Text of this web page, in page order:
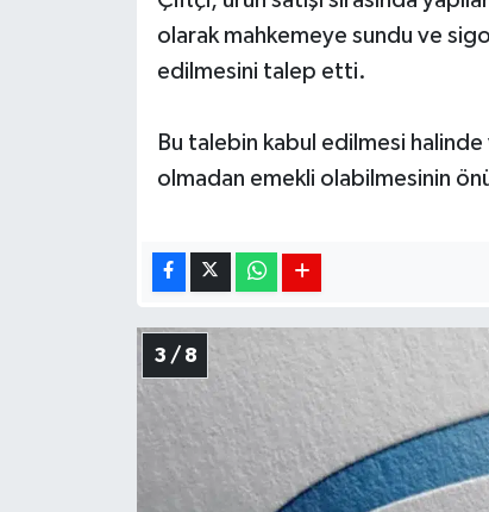
olarak mahkemeye sundu ve
edilmesini talep etti.
Bu talebin kabul edilmesi halinde
olmadan emekli olabilmesinin
3 / 8